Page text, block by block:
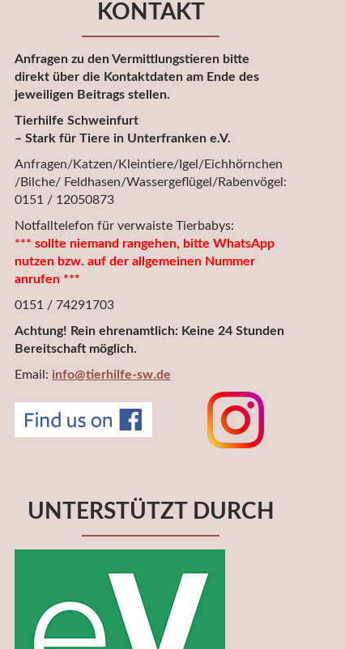
KONTAKT
Anfragen zu den Vermittlungstieren bitte
direkt über die Kontaktdaten am Ende des
jeweiligen Beitrags stellen.
Tierhilfe Schweinfurt
– Stark für Tiere in Unterfranken e.V.
Anfragen/Katzen/Kleintiere/Igel/Eichhörnchen
/Bilche/ Feldhasen/Wassergeflügel/Rabenvögel:
0151 / 12050873
Notfalltelefon für verwaiste Tierbabys:
*** sollte niemand rangehen, bitte WhatsApp
nutzen bzw. auf der allgemeinen Nummer
anrufen ***
0151 / 74291703
Achtung! Rein ehrenamtlich: Keine 24 Stunden
Bereitschaft möglich.
Email: info@tierhilfe-sw.de
UNTERSTÜTZT DURCH